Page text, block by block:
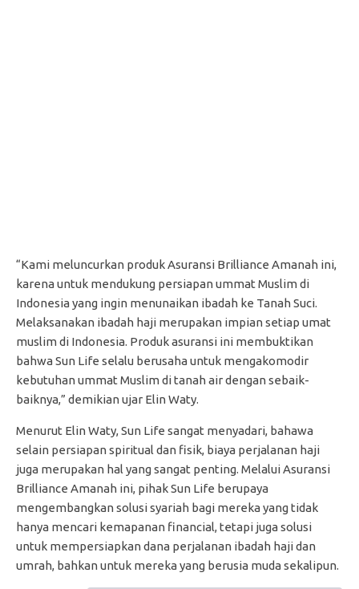
“Kami meluncurkan produk Asuransi Brilliance Amanah ini,
karena untuk mendukung persiapan ummat Muslim di
Indonesia yang ingin menunaikan ibadah ke Tanah Suci.
Melaksanakan ibadah haji merupakan impian setiap umat
muslim di Indonesia. Produk asuransi ini membuktikan
bahwa Sun Life selalu berusaha untuk mengakomodir
kebutuhan ummat Muslim di tanah air dengan sebaik-
baiknya,” demikian ujar Elin Waty.
Menurut Elin Waty, Sun Life sangat menyadari, bahawa
selain persiapan spiritual dan fisik, biaya perjalanan haji
juga merupakan hal yang sangat penting. Melalui Asuransi
Brilliance Amanah ini, pihak Sun Life berupaya
mengembangkan solusi syariah bagi mereka yang tidak
hanya mencari kemapanan financial, tetapi juga solusi
untuk mempersiapkan dana perjalanan ibadah haji dan
umrah, bahkan untuk mereka yang berusia muda sekalipun.